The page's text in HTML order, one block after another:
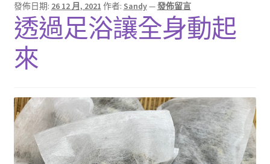
發佈日期: 26 12 月, 2021 作者: Sandy—發佈留言
透過足浴讓全身動起
來